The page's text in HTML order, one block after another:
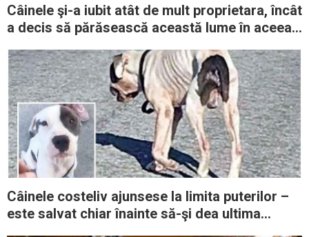
Câinele şi-a iubit atât de mult proprietara, încât
a decis să părăsească această lume în aceeaşi
Câinele costeliv ajunsese la limita puterilor –
este salvat chiar înainte să-şi dea ultima